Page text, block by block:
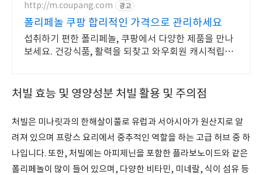
http://m.coupang.com 광고
폴리페놀 쿠팡 합리적인 가격으로 관리하세요
섭취하기 편한 폴리페놀, 쿠팡에서 다양한 제품을 만나
보세요. 건강식품, 활력을 되찾고 와우회원 캐시적립도
처빌 효능 및 영양성분 처빌 활용 및 주의점
처빌은 미나릿과의 한해살이풀로 유럽과 서아시아가 원산지로 알
려져 있으며 프랑스 요리에서 중추적인 역할을 하는 고급 허브 중 하
나입니다. 또한, 처빌에는 아피제닌을 포함한 플라보노이드와 같은
폴리페놀이 많이 들어 있으며, 다양한 비타민, 미네랄, 식이 섬유 등